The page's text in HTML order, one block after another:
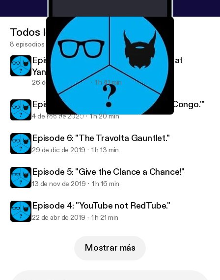
Episode 6: "The Travolta Gauntlet."
Todos los episodios
8 episodios
Episode 8: "Who's Using a Golf Club at
Yankee Stadium?"
26 de ago de 2020 1 h 41 min
Episode 7: "I'm Too Busy Watching 'Congo.'"
4 de feb de 2020 1 h 20 min
Episode 6: "The Travolta Gauntlet."
29 de dic de 2019 1 h 13 min
Episode 5: "Give the Clance a Chance!"
13 de nov de 2019 1 h 16 min
Episode 4: "YouTube not RedTube."
22 de abr de 2019 1 h 21 min
Mostrar más